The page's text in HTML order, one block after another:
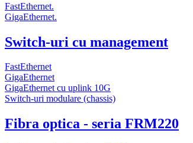
FastEthernet.
GigaEthernet.
Switch-uri cu management
FastEthernet
GigaEthernet
GigaEthernet cu uplink 10G
Switch-uri modulare (chassis)
Fibra optica - seria FRM220